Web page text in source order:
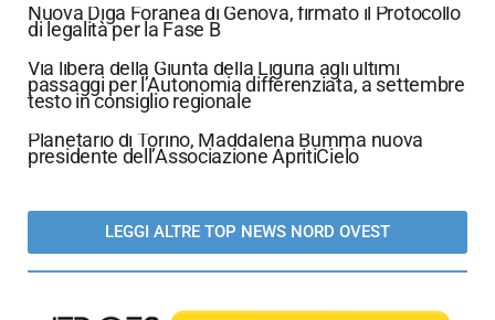
Nuova Diga Foranea di Genova, firmato il Protocollo
di legalità per la Fase B
Via libera della Giunta della Liguria agli ultimi
passaggi per l’Autonomia differenziata, a settembre
testo in consiglio regionale
Planetario di Torino, Maddalena Bumma nuova
presidente dell’Associazione ApritiCielo
LEGGI ALTRE TOP NEWS NORD OVEST